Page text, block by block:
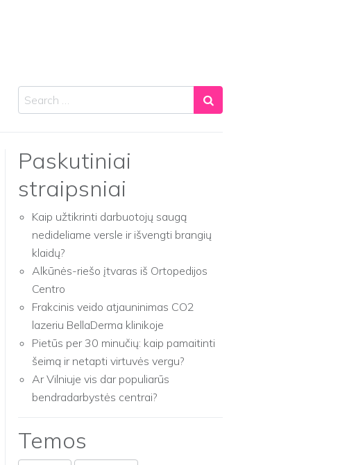
Search
Paskutiniai
straipsniai
Kaip užtikrinti darbuotojų saugą
nedideliame versle ir išvengti brangių
klaidų?
Alkūnės-riešo įtvaras iš Ortopedijos
Centro
Frakcinis veido atjauninimas CO2
lazeriu BellaDerma klinikoje
Pietūs per 30 minučių: kaip pamaitinti
šeimą ir netapti virtuvės vergu?
Ar Vilniuje vis dar populiarūs
bendradarbystės centrai?
Temos